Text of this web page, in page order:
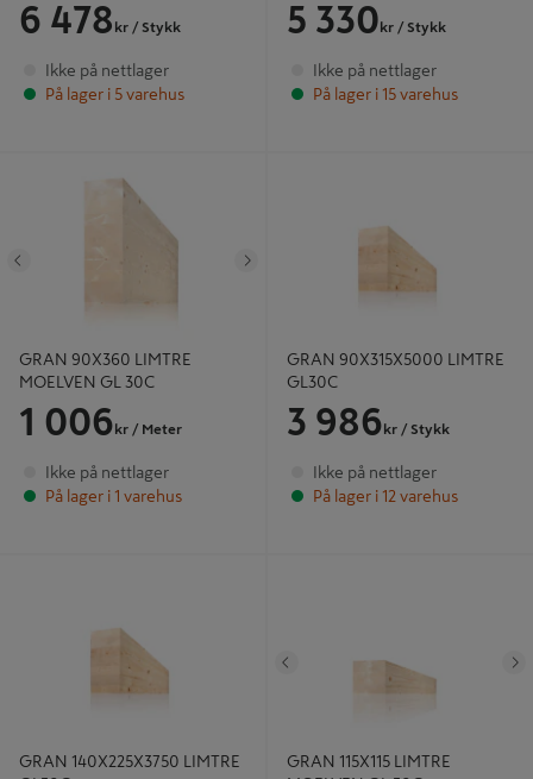
6 478 kr / Stykk
Ikke på nettlager
På lager i 5 varehus
5 330 kr / Stykk
Ikke på nettlager
På lager i 15 varehus
GRAN 90X360 LIMTRE
MOELVEN GL 30C
1 006 kr / Meter
Ikke på nettlager
På lager i 1 varehus
GRAN 90X315X5000 LIMTRE
GL30C
3 986 kr / Stykk
Ikke på nettlager
På lager i 12 varehus
GRAN 140X225X3750 LIMTRE
GRAN 115X115 LIMTRE